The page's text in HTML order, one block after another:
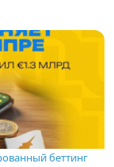
беттинг